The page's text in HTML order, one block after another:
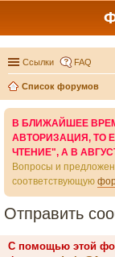
Ссылки FAQ
Список форумов
В БЛИЖАЙШЕЕ
АВТОРИЗАЦИЯ, ТО
ЧТЕНИЕ", А В
Вопросы и
соответствующую
Отправить
С помощью этой